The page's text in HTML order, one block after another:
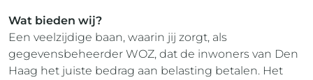
Wat bieden wij?
Een veelzijdige baan, waarin jij zorgt, als
gegevensbeheerder WOZ, dat de inwoners van Den
Haag het juiste bedrag aan belasting betalen. Het